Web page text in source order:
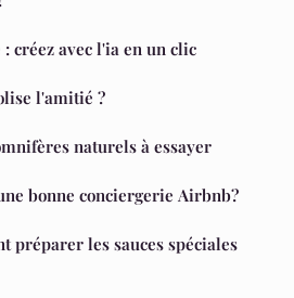
créez avec l'ia en un clic
l'amitié ?
naturels à essayer
bonne conciergerie Airbnb?
préparer les sauces spéciales